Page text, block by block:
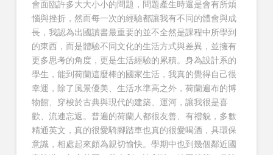
會面臨許多大大小小的問題，問題產生時還是會有所煩
惱與挫折，然而每一次的經驗都讓我有不同的體會與成
長，我認為出國讀書最重要的並不全然是課程中所學到
的東西，而是體驗不同文化的生活方式與差異，並擁有
更多思考的角度，更是生活經驗的累積。身為設計系的
學生，能到荷蘭這麼棒的國家生活，我真的覺得自己很
幸運，除了風景優美、生活水準高之外，荷蘭遍布的博
物館、穿梭於古典與現代的建築、運河，讓我很是喜
歡、流連忘返。普遍的荷蘭人都很友善、有禮貌，多數
精通英文，真的很愛騎腳踏車也真的很愛喝酒，具環保
意識，相處起來頗為親切愉快。學期中也到幾個鄰近國